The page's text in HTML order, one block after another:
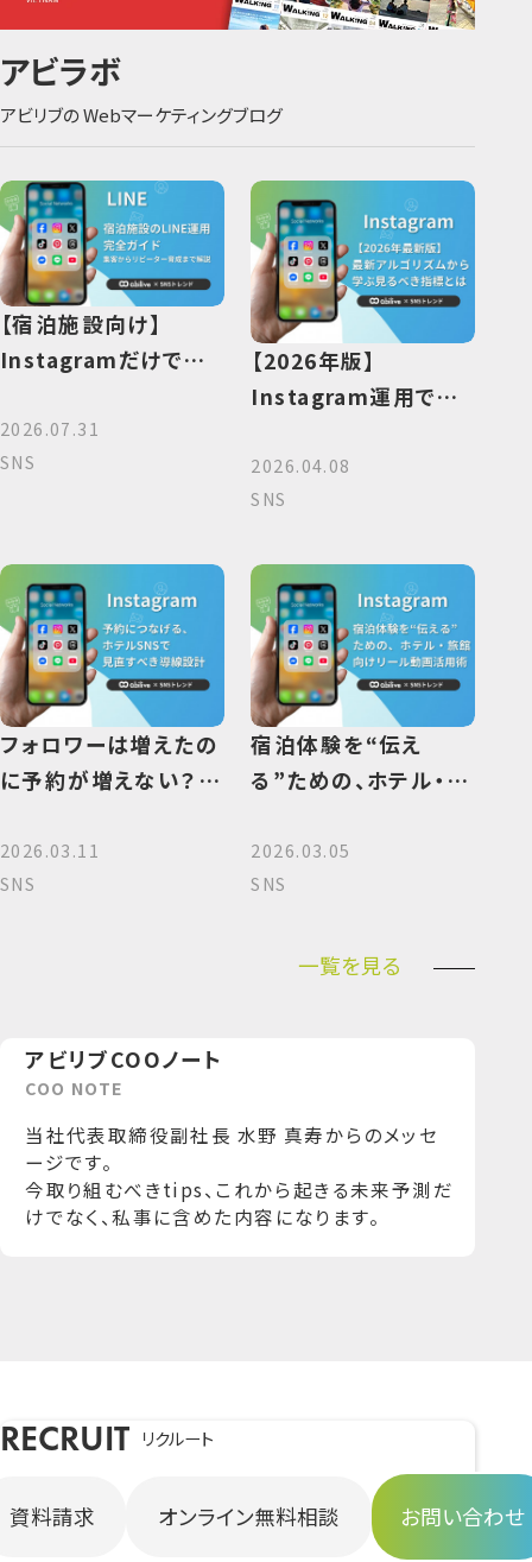
アビラボ
アビリブの Webマーケティングブログ
【宿泊施設向け】
Instagramだけでは
ーターを増やす方法
2026.07.31
SNS
【2026年版】
Instagram運用でフ
るのは間違い？最新ア
ル...
2026.04.08
SNS
フォロワーは増えたの
に予約が増えない？
べき導線設計
2026.03.11
SNS
宿泊体験を“伝え
る”ための、ホテル・旅
用術
2026.03.05
SNS
一覧を見る
アビリブCOOノート
当社代表取締役副社長 水野 真寿からのメッセ
ージです。
今取り組むべきtips、これから起きる未来予測だ
けでなく、私事に含めた内容になります。
リクルート
一緒に人と世界を動かす
仲間を募集しています。
資料請求 オンライン無料相談 お問い合わせ